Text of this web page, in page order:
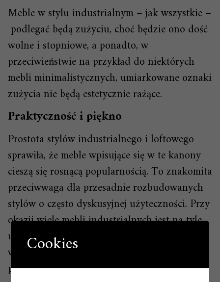
Meble w stylu industrialnym – jak wszystkie –
podlegać będą zużyciu, choć będzie ono dość
wolne i stopniowe, a ponadto, w
przeciwieństwie na przykład do niektórych
mebli minimalistycznych, umiarkowane oznaki
zużycia nie będą estetycznie rażące.
Praktyczność i piękno
Prostota stylów industrialnego i loftowego
sprawiła, że meble wpisujące się w te kanony
cieszą się rosnącą popularnością. To znakomita
przeciwwaga dla przesadnie rozbudowanych
stylów o często dyskusyjnej użyteczności. Przy
okazji wiele mebli industrialnych jest na tyle
uniwersalnych, że pasują one także do wnętrz
w innej stylistyce, co niewątpliwie również
przesądza o ich atrakcyjności.
Cookies